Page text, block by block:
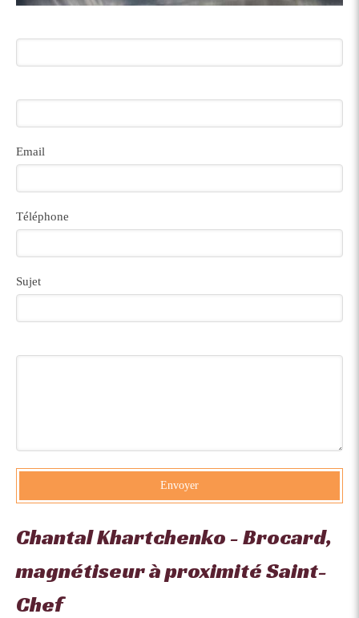
Email
Téléphone
Sujet
Envoyer
Chantal Khartchenko - Brocard,
magnétiseur à proximité Saint-
Chef